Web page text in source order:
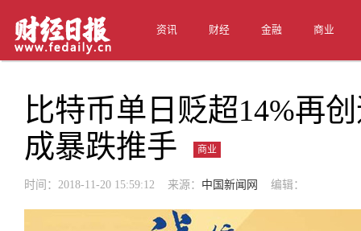
资讯 财经 金融 商业
比特币单日贬超14%再
成暴跌推手
商业
时间：2018-11-20 15:59:12 来源： 中国新闻网 编辑：